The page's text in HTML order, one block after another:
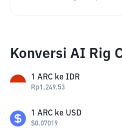
Konversi AI Rig
1 ARC ke IDR
Rp1,249.53
1 ARC ke USD
$0.07019